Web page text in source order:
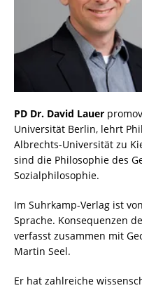
PD Dr. David Lauer
Universität Berlin, lehrt
Albrechts-Universität zu
sind die Philosophie des
Sozialphilosophie.
Im Suhrkamp-Verlag ist
Sprache. Konsequenzen
verfasst zusammen mit
Martin Seel.
Er hat zahlreiche